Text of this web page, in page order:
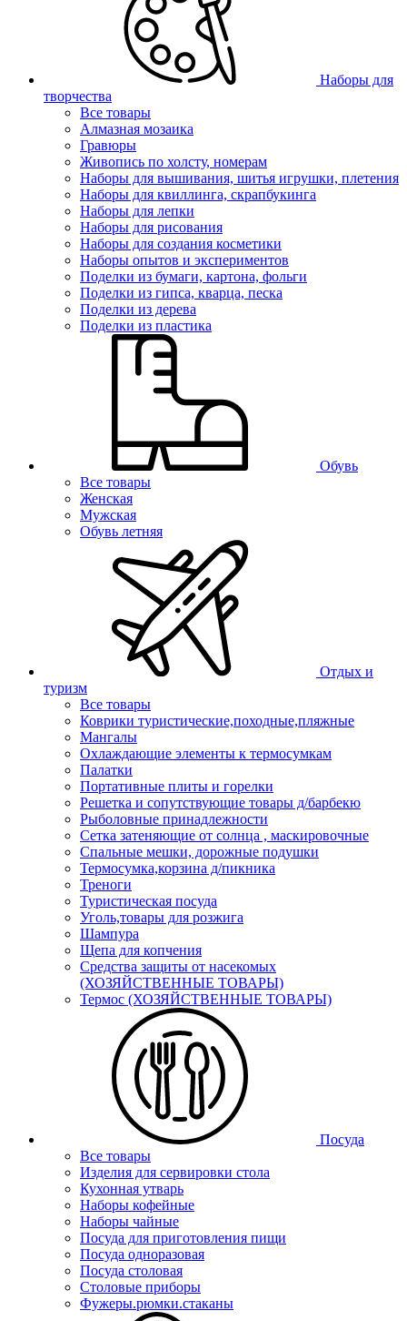
Наборы для
творчества
Все товары
Алмазная мозаика
Гравюры
Живопись по холсту, номерам
Наборы для вышивания, шитья игрушки, плетения
Наборы для квиллинга, скрапбукинга
Наборы для лепки
Наборы для рисования
Наборы для создания косметики
Наборы опытов и экспериментов
Поделки из бумаги, картона, фольги
Поделки из гипса, кварца, песка
Поделки из дерева
Поделки из пластика
Обувь
Все товары
Женская
Мужская
Обувь летняя
Отдых и
туризм
Все товары
Коврики туристические,походные,пляжные
Мангалы
Охлаждающие элементы к термосумкам
Палатки
Портативные плиты и горелки
Решетка и сопутствующие товары д/барбекю
Рыболовные принадлежности
Сетка затеняющие от солнца , маскировочные
Спальные мешки, дорожные подушки
Термосумка,корзина д/пикника
Треноги
Туристическая посуда
Уголь,товары для розжига
Шампура
Щепа для копчения
Средства защиты от насекомых
(ХОЗЯЙСТВЕННЫЕ ТОВАРЫ)
Термос (ХОЗЯЙСТВЕННЫЕ ТОВАРЫ)
Посуда
Все товары
Изделия для сервировки стола
Кухонная утварь
Наборы кофейные
Наборы чайные
Посуда для приготовления пищи
Посуда одноразовая
Посуда столовая
Столовые приборы
Фужеры.рюмки.стаканы